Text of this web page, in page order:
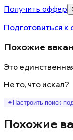
Получить оффер
Подготовиться
Похожие
Это
Не то, что искал?
✦ Настроить поиск
Похожие